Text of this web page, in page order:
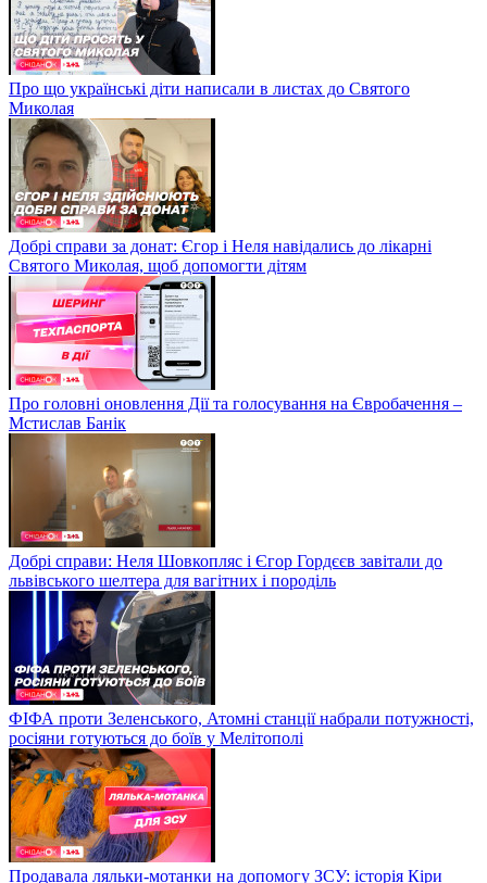
Про що українські діти написали в листах до Святого
Миколая
Добрі справи за донат: Єгор і Неля навідались до лікарні
Святого Миколая, щоб допомогти дітям
Про головні оновлення Дії та голосування на Євробачення –
Мстислав Банік
Добрі справи: Неля Шовкопляс і Єгор Гордєєв завітали до
львівського шелтера для вагітних і породіль
ФІФА проти Зеленського, Атомні станції набрали потужності,
росіяни готуються до боїв у Мелітополі
Продавала ляльки-мотанки на допомогу ЗСУ: історія Кіри